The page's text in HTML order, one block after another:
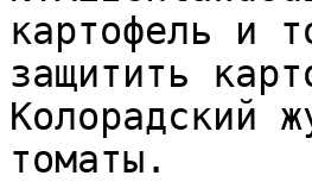
картофель и
защитить
Колорадский
томаты.